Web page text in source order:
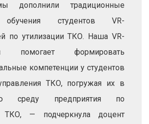
дополнили традиционные
обучения студентов VR-
по утилизации ТКО. Наша VR-
помогает формировать
компетенции у студентов
ТКО, погружая их в
среду предприятия по
ТКО, — подчеркнула доцент